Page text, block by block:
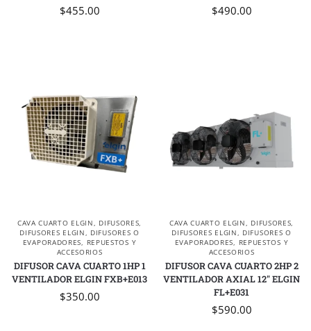
$455.00 $490.00
CAVA CUARTO ELGIN, DIFUSORES,
DIFUSORES ELGIN, DIFUSORES O
EVAPORADORES, REPUESTOS Y
ACCESORIOS
DIFUSOR CAVA CUARTO 1HP 1
VENTILADOR ELGIN FXB+E013
$350.00
CAVA CUARTO ELGIN, DIFUSORES,
DIFUSORES ELGIN, DIFUSORES O
EVAPORADORES, REPUESTOS Y
ACCESORIOS
DIFUSOR CAVA CUARTO 2HP 2
VENTILADOR AXIAL 12″ ELGIN
FL+E031
$590.00